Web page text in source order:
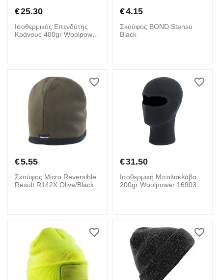
€25.30
Ισοθερμικός Επενδύτης
Κράνους 400gr Woolpower
€4.15
Σκούφος BOND Stenso
Black
€5.55
Σκούφος Micro Reversible
Result R142X Olive/Black
€31.50
Ισοθερμική Μπαλακλάβα
200gr Woolpower 169032